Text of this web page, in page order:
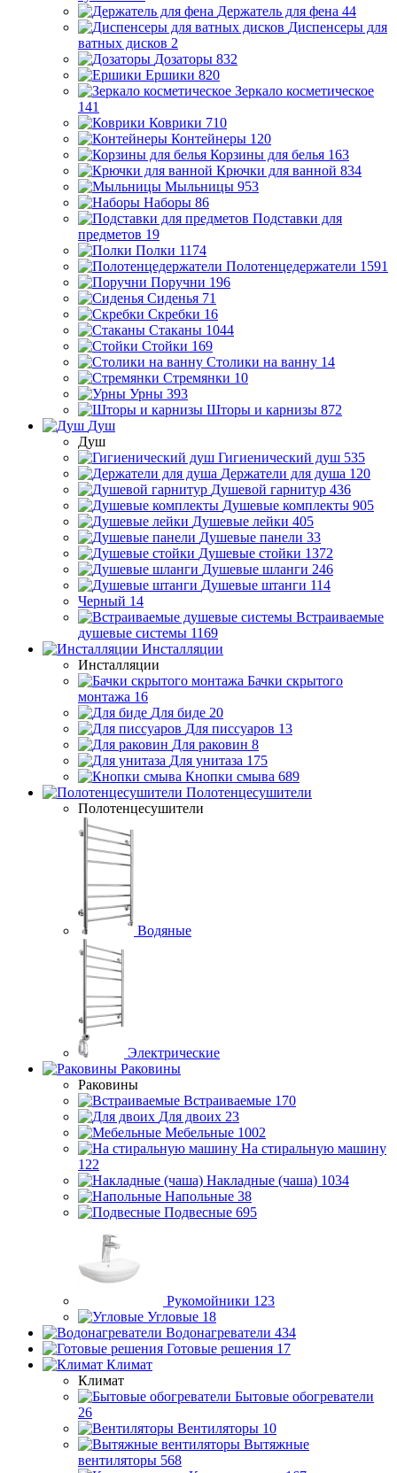
Держатель для фена 44
Диспенсеры для
ватных дисков 2
Дозаторы 832
Ершики 820
Зеркало косметическое
141
Коврики 710
Контейнеры 120
Корзины для белья 163
Крючки для ванной 834
Мыльницы 953
Наборы 86
Подставки для
предметов 19
Полки 1174
Полотенцедержатели 1591
Поручни 196
Сиденья 71
Скребки 16
Стаканы 1044
Стойки 169
Столики на ванну 14
Стремянки 10
Урны 393
Шторы и карнизы 872
Душ
Душ
Гигиенический душ 535
Держатели для душа 120
Душевой гарнитур 436
Душевые комплекты 905
Душевые лейки 405
Душевые панели 33
Душевые стойки 1372
Душевые шланги 246
Душевые штанги 114
Черный 14
Встраиваемые
душевые системы 1169
Инсталляции
Инсталляции
Бачки скрытого
монтажа 16
Для биде 20
Для писсуаров 13
Для раковин 8
Для унитаза 175
Кнопки смыва 689
Полотенцесушители
Полотенцесушители
Водяные
Электрические
Раковины
Раковины
Встраиваемые 170
Для двоих 23
Мебельные 1002
На стиральную машину
122
Накладные (чаша) 1034
Напольные 38
Подвесные 695
Рукомойники 123
Угловые 18
Водонагреватели 434
Готовые решения 17
Климат
Климат
Бытовые обогреватели
26
Вентиляторы 10
Вытяжные
вентиляторы 568